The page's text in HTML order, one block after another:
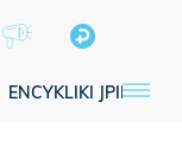
ENCYKLIKI JPII